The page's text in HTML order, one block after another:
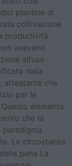
piantine di
coltivazione
produttività
avevano
all’uso
dalla
attestante che
per le
elemento
che la
Le circostanze
pena La